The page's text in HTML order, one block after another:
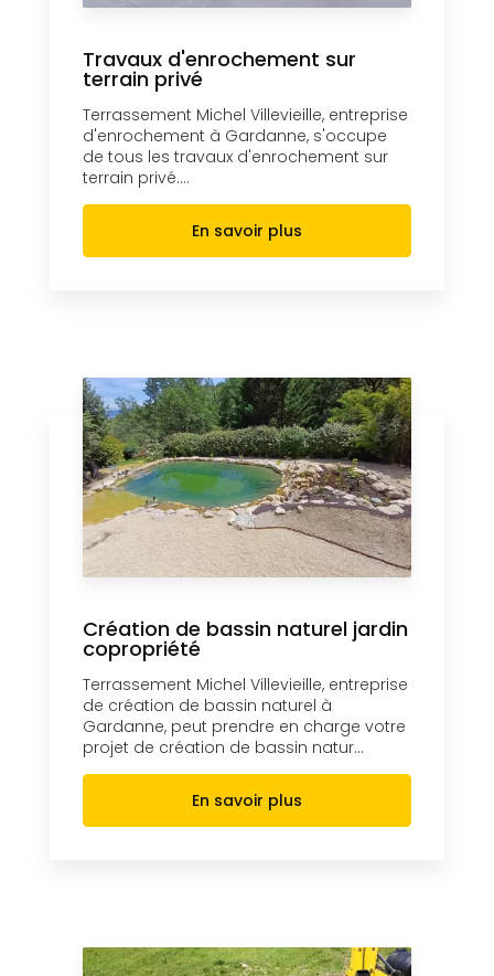
Travaux d'enrochement sur
terrain privé
Terrassement Michel Villevieille, entreprise
d'enrochement à Gardanne, s'occupe
de tous les travaux d'enrochement sur
terrain privé....
En savoir plus
Création de bassin naturel jardin
copropriété
Terrassement Michel Villevieille, entreprise
de création de bassin naturel à
Gardanne, peut prendre en charge votre
projet de création de bassin natur...
En savoir plus